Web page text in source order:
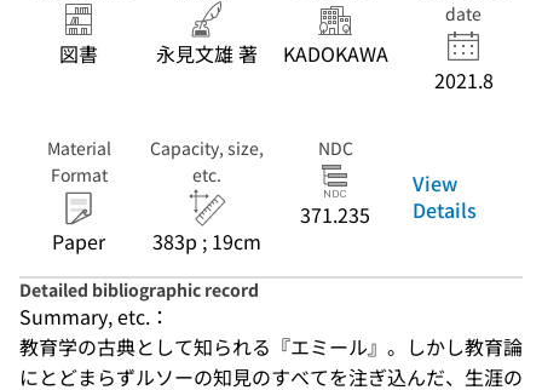
図書 永見文雄 著 KADOKAWA
date
2021.8
Material
Format
Paper
Capacity, size,
etc.
383p ; 19cm
NDC
371.235
View
Details
Detailed bibliographic record
Summary, etc.：
教育学の古典として知られる『エミール』。しかし教育論
にとどまらずルソーの知見のすべてを注ぎ込んだ、生涯の